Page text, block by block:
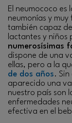
El neumococo es
neumonías y
también capaz
lactantes y niños
numerosísimas
dispone de una
ellas, pero a la
de dos años.
aparecido una
nuestro país son
enfermedades
efectiva en el